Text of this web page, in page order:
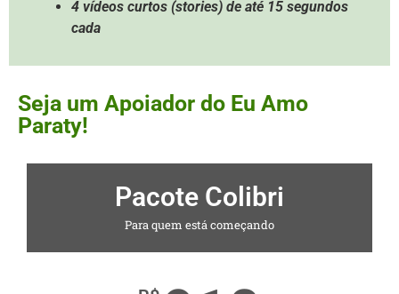
4 vídeos curtos (stories) de até 15 segundos
cada
Seja um Apoiador do Eu Amo
Paraty!
Pacote Colibri
Para quem está começando